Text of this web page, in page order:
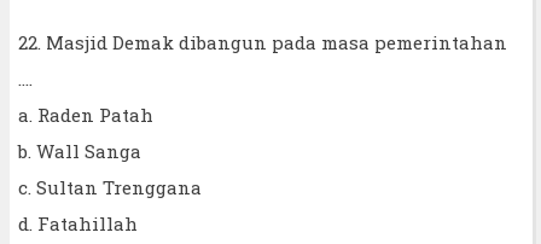
22. Masjid Demak dibangun pada masa pemerintahan
a. Raden Patah
b. Wall Sanga
c. Sultan Trenggana
d. Fatahillah